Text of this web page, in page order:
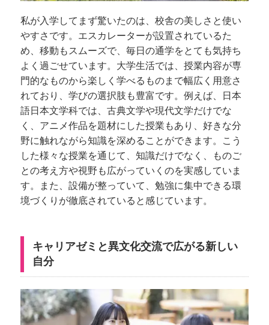
私が入学してまず驚いたのは、校舎の美しさと使い
やすさです。エスカレーターが設置されているた
め、移動もスムーズで、毎日の通学をとても気持ち
よく過ごせています。大学生活では、授業内容が専
門的なものから楽しく学べるものまで幅広く用意さ
れており、学びの選択肢も豊富です。例えば、日本
語日本文学科では、古典文学や現代文学だけでな
く、アニメ作品を題材にした授業もあり、好きな分
野に触れながら知識を深めることができます。こう
した様々な授業を通じて、知識だけでなく、ものご
との考え方や視野も広がっていくのを実感していま
す。また、設備が整っていて、勉強に集中できる環
境づくりが徹底されていると感じています。
キャリアゼミと異文化交流で広がる新しい
自分